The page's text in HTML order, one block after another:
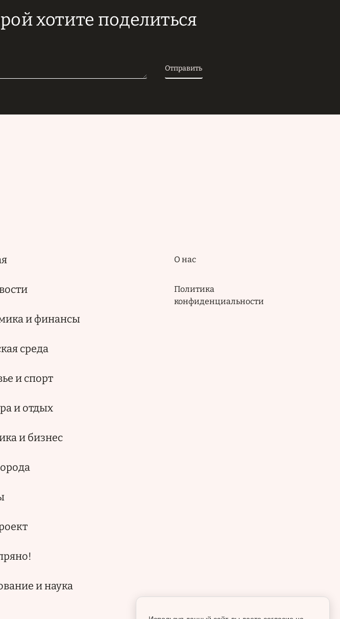
хотите поделиться
и финансы
среда
и спорт
и отдых
и бизнес
и наука
Подвал
О нас
Политика
конфиденциальности